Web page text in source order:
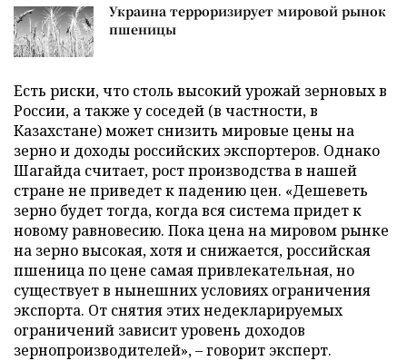
Украина терроризирует мировой рынок
пшеницы
Есть риски, что столь высокий урожай зерновых в
России, а также у соседей (в частности, в
Казахстане) может снизить мировые цены на
зерно и доходы российских экспортеров. Однако
Шагайда считает, рост производства в нашей
стране не приведет к падению цен. «Дешеветь
зерно будет тогда, когда вся система придет к
новому равновесию. Пока цена на мировом рынке
на зерно высокая, хотя и снижается, российская
пшеница по цене самая привлекательная, но
существует в нынешних условиях ограничения
экспорта. От снятия этих недекларируемых
ограничений зависит уровень доходов
зернопроизводителей», – говорит эксперт.